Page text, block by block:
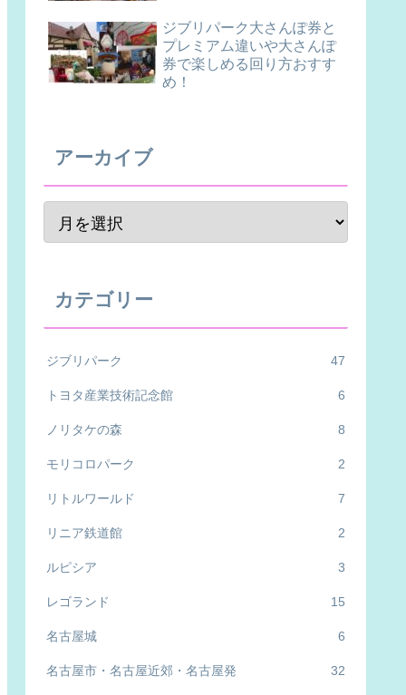
ジブリパーク大さんぽ券と
プレミアム違いや大さんぽ
券で楽しめる回り方おすす
め！
アーカイブ
カテゴリー
ジブリパーク 47
トヨタ産業技術記念館 6
ノリタケの森 8
モリコロパーク 2
リトルワールド 7
リニア鉄道館 2
ルピシア 3
レゴランド 15
名古屋城 6
名古屋市・名古屋近郊・名古屋発 32